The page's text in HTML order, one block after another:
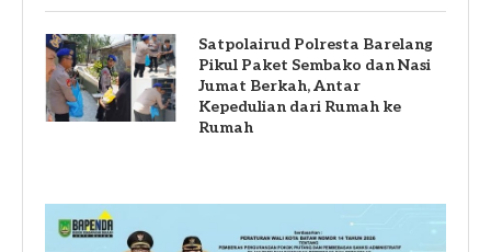
Satpolairud Polresta Barelang
Pikul Paket Sembako dan Nasi
Jumat Berkah, Antar
Kepedulian dari Rumah ke
Rumah